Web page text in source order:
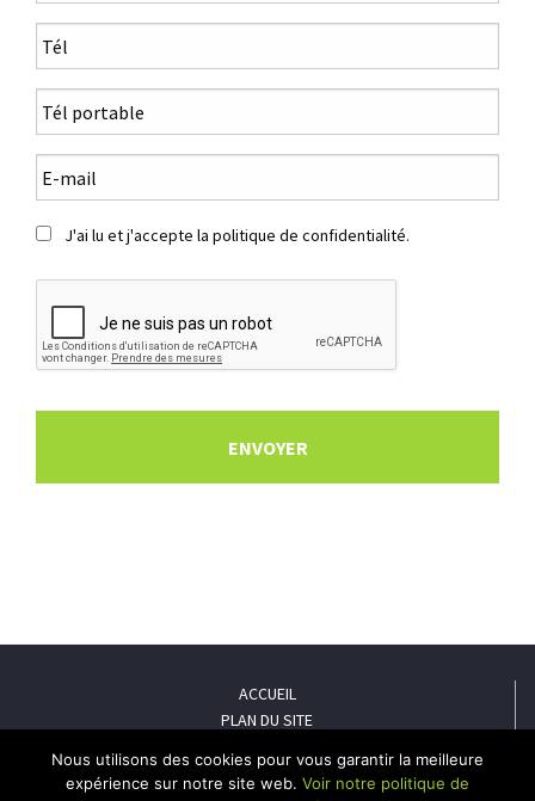
J'ai lu et j'accepte la politique de confidentialité.
ACCUEIL
PLAN DU SITE
POLITIQUE DE CONFIDENTIALITÉ
Nous utilisons des cookies pour vous garantir la meilleure
expérience sur notre site web. Voir notre politique de